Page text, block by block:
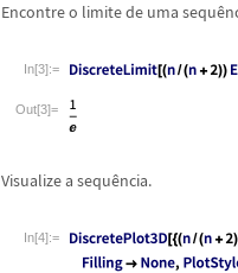
Encontre o limite de uma sequê
In[3]:=
Out[3]=
Visualize a sequência.
In[4]:=